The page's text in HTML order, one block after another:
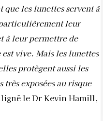
que les lunettes servent à
leur
à leur permettre de
vive. Mais les lunettes
protègent aussi les
très exposées au risque
le Dr Kevin Hamill,